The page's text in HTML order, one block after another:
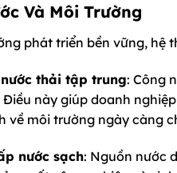
Và Môi Trường
phát triển bền vững, hệ
thải tập trung: Công
này giúp doanh
về môi trường ngày càng
nước sạch: Nguồn nước